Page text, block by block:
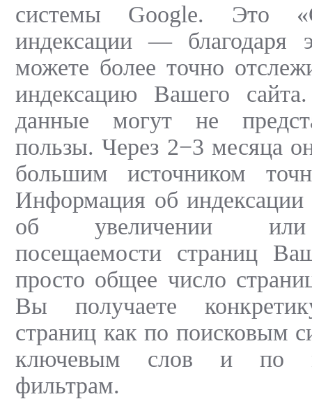
системы Google. Это
индексации —
можете более точно
индексацию Вашего
данные могут не
пользы. Через 2−3 месяца
большим источником
Информация об
об увеличении или
посещаемости страниц
просто общее число
Вы получаете
страниц как по поисковым
ключевым слов и по
фильтрам.